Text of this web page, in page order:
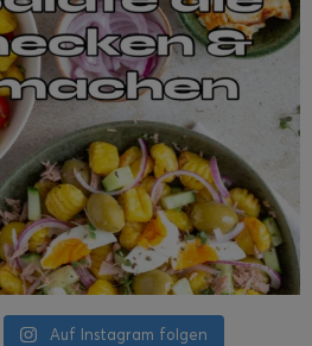
Auf Instagram folgen